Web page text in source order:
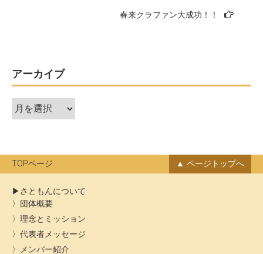
ー
シ
ョ
春来クラファン大成功！！
アーカイブ
ア
ー
ブ
TOPページ ページトップへ
さともんについて
団体概要
理念とミッション
代表者メッセージ
メンバー紹介